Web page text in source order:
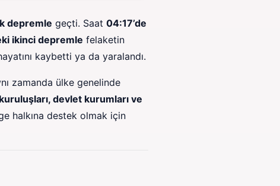
depremle geçti. Saat 04:17’de
ikinci depremle felaketin
kaybetti ya da yaralandı.
zamanda ülke genelinde
devlet kurumları ve
halkına destek olmak için